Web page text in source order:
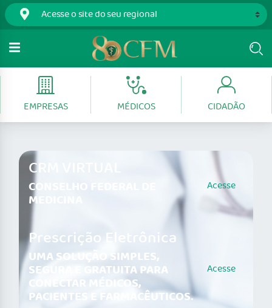
EMPRESAS MÉDICOS CIDADÃO
CRM VIRTUAL
CONSELHO FEDERAL DE
MEDICINA
Acesse
Prescrição Eletrônica
UMA SOLUÇÃO SIMPLES,
SEGURA E GRATUITA PARA
CONECTAR MÉDICOS,
PACIENTES E FARMACÊUTICOS.
Acesse